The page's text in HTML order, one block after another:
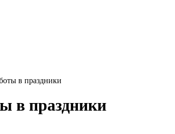
в праздники
в праздники